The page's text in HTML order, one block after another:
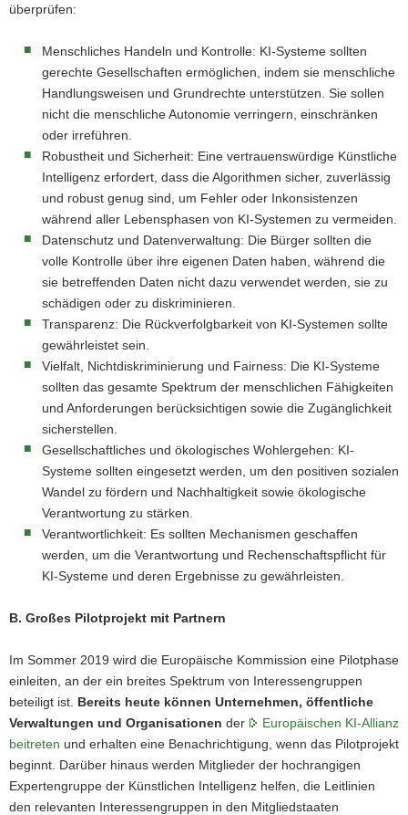
überprüfen:
Menschliches Handeln und Kontrolle: KI-Systeme sollten
gerechte Gesellschaften ermöglichen, indem sie menschliche
Handlungsweisen und Grundrechte unterstützen. Sie sollen
nicht die menschliche Autonomie verringern, einschränken
oder irreführen.
Robustheit und Sicherheit: Eine vertrauenswürdige Künstliche
Intelligenz erfordert, dass die Algorithmen sicher, zuverlässig
und robust genug sind, um Fehler oder Inkonsistenzen
während aller Lebensphasen von KI-Systemen zu vermeiden.
Datenschutz und Datenverwaltung: Die Bürger sollten die
volle Kontrolle über ihre eigenen Daten haben, während die
sie betreffenden Daten nicht dazu verwendet werden, sie zu
schädigen oder zu diskriminieren.
Transparenz: Die Rückverfolgbarkeit von KI-Systemen sollte
gewährleistet sein.
Vielfalt, Nichtdiskriminierung und Fairness: Die KI-Systeme
sollten das gesamte Spektrum der menschlichen Fähigkeiten
und Anforderungen berücksichtigen sowie die Zugänglichkeit
sicherstellen.
Gesellschaftliches und ökologisches Wohlergehen: KI-
Systeme sollten eingesetzt werden, um den positiven sozialen
Wandel zu fördern und Nachhaltigkeit sowie ökologische
Verantwortung zu stärken.
Verantwortlichkeit: Es sollten Mechanismen geschaffen
werden, um die Verantwortung und Rechenschaftspflicht für
KI-Systeme und deren Ergebnisse zu gewährleisten.
B. Großes Pilotprojekt mit Partnern
Im Sommer 2019 wird die Europäische Kommission eine Pilotphase
einleiten, an der ein breites Spektrum von Interessengruppen
beteiligt ist. Bereits heute können Unternehmen, öffentliche
Verwaltungen und Organisationen der
Europäischen KI-Allianz
beitreten und erhalten eine Benachrichtigung, wenn das Pilotprojekt
beginnt. Darüber hinaus werden Mitglieder der hochrangigen
Expertengruppe der Künstlichen Intelligenz helfen, die Leitlinien
den relevanten Interessengruppen in den Mitgliedstaaten